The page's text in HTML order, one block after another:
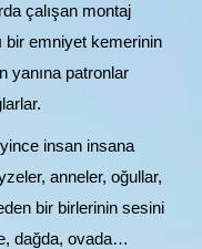
çalışan montaj
bir emniyet kemerinin
yanına patronlar
insan insana
anneler, oğullar,
bir birlerinin sesini
dağda, ovada…